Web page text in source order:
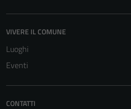
VIVERE IL COMUNE
Luoghi
Eventi
CONTATTI